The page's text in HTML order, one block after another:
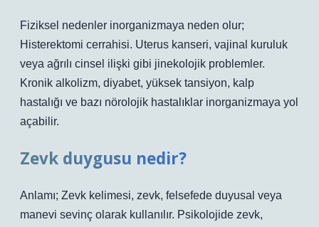
Fiziksel nedenler inorganizmaya neden olur;
Histerektomi cerrahisi. Uterus kanseri, vajinal kuruluk
veya ağrılı cinsel ilişki gibi jinekolojik problemler.
Kronik alkolizm, diyabet, yüksek tansiyon, kalp
hastalığı ve bazı nörolojik hastalıklar inorganizmaya yol
açabilir.
Zevk duygusu nedir?
Anlamı; Zevk kelimesi, zevk, felsefede duyusal veya
manevi sevinç olarak kullanılır. Psikolojide zevk,